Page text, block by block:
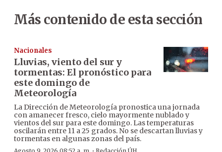
Más contenido de esta sección
Nacionales
Lluvias, viento del sur y
tormentas: El pronóstico para
este domingo de
Meteorología
La Dirección de Meteorología pronostica una jornada
con amanecer fresco, cielo mayormente nublado y
vientos del sur para este domingo. Las temperaturas
oscilarán entre 11 a 25 grados. No se descartan lluvias y
tormentas en algunas zonas del país.